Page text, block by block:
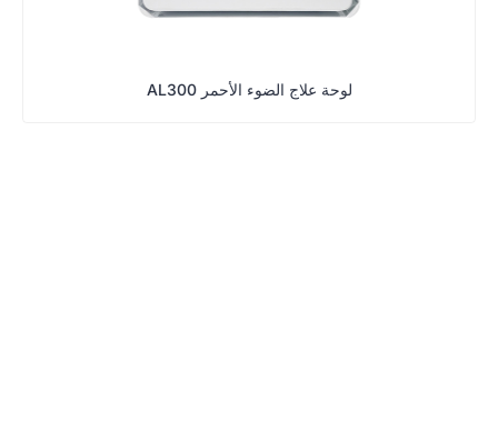
لوحة علاج الضوء الأحمر AL300